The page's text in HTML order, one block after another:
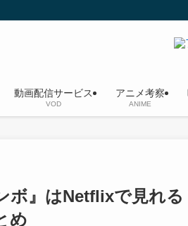
動画配信サービス
VOD
アニメ考察
ANIME
ボ』はNetflixで見れ
め